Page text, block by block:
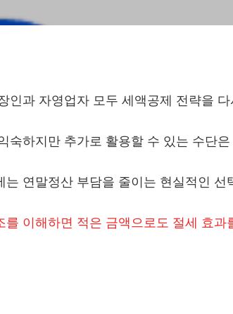
인과 자영업자 모두 세액공제 전략을
숙하지만 추가로 활용할 수 있는 수단
연말정산 부담을 줄이는 현실적인 선
이해하면 적은 금액으로도 절세 효과